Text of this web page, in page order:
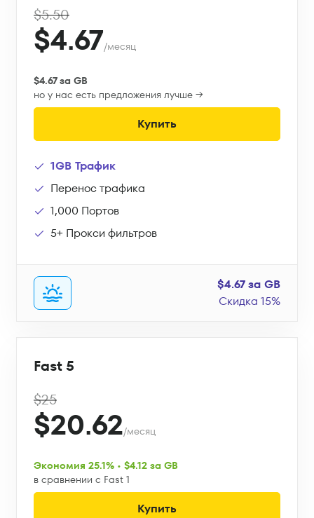
$5.50
$4.67/месяц
$4.67 за GB
но у нас есть предложения лучше →
Купить
1GB Трафик
Перенос трафика
1,000 Портов
5+ Прокси фильтров
$4.67 за GB
Скидка 15%
Fast 5
$25
$20.62/месяц
Экономия 25.1% • $4.12 за GB
в сравнении с Fast 1
Купить